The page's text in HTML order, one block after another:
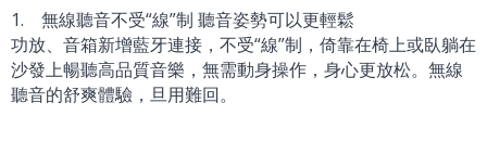
1. 無線聽音不受“線”制 聽音姿勢可以更輕鬆
功放、音箱新增藍牙連接，不受“線”制，倚靠在椅上或臥躺在
沙發上暢聽高品質音樂，無需動身操作，身心更放松。無線
聽音的舒爽體驗，旦用難回。